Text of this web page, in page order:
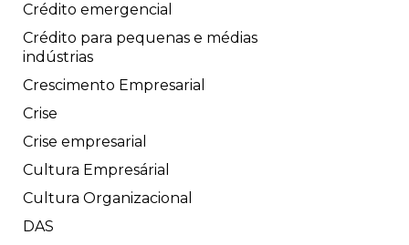
Crédito emergencial
Crédito para pequenas e médias
indústrias
Crescimento Empresarial
Crise
Crise empresarial
Cultura Empresárial
Cultura Organizacional
DAS